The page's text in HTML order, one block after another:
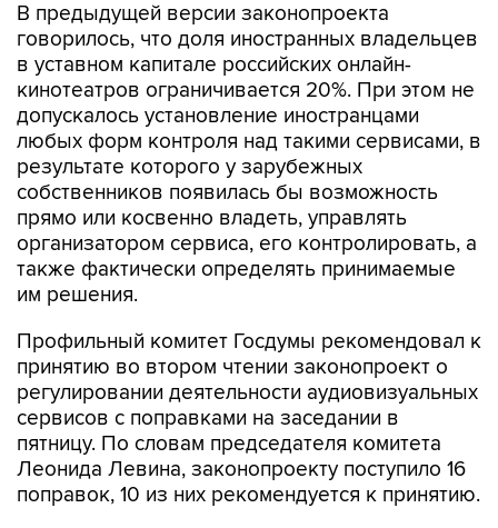
В предыдущей версии законопроекта
говорилось, что доля иностранных владельцев
в уставном капитале российских онлайн-
кинотеатров ограничивается 20%. При этом не
допускалось установление иностранцами
любых форм контроля над такими сервисами, в
результате которого у зарубежных
собственников появилась бы возможность
прямо или косвенно владеть, управлять
организатором сервиса, его контролировать, а
также фактически определять принимаемые
им решения.
Профильный комитет Госдумы рекомендовал к
принятию во втором чтении законопроект о
регулировании деятельности аудиовизуальных
сервисов с поправками на заседании в
пятницу. По словам председателя комитета
Леонида Левина, законопроекту поступило 16
поправок, 10 из них рекомендуется к принятию.